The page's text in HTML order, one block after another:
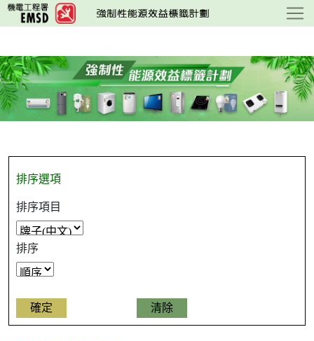
跳
至
要
內
容
排序選項
排序項目
排序